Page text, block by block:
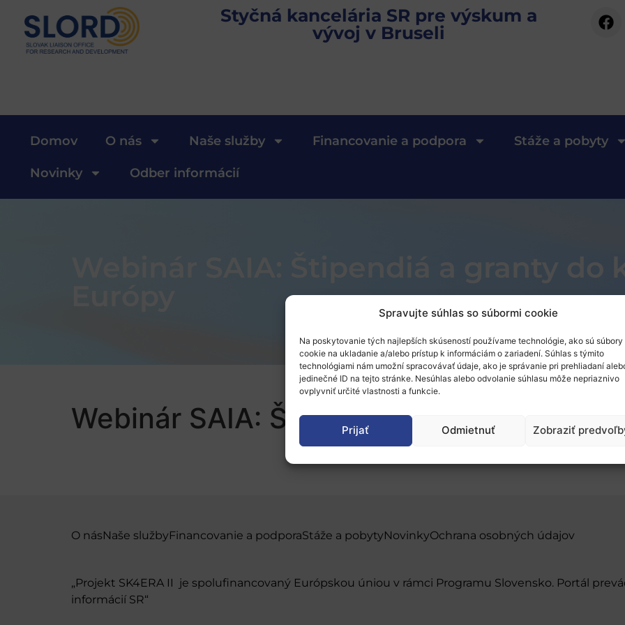
Spravujte súhlas so súbormi cookie
Na poskytovanie tých najlepších skúseností používame technológie, ako sú súbory
cookie na ukladanie a/alebo prístup k informáciám o zariadení. Súhlas s týmito
technológiami nám umožní spracovávať údaje, ako je správanie pri prehliadaní
jedinečné ID na tejto stránke. Nesúhlas alebo odvolanie súhlasu môže nepriaznivo
ovplyvniť určité vlastnosti a funkcie.
Prijať Odmietnuť Zobraziť
Styčná kancelária SR pre výskum a
vývoj v Bruseli
Domov O nás Naše služby Financovanie a podpora Stáže a pobyty
Novinky Odber informácií
Webinár SAIA: Štipendiá a granty do
Webinár SAIA: Štipendiá a granty do
O násNaše službyFinancovanie a podporaStáže a pobytyNovinkyOchrana osobných údajov
„Projekt SK4ERA II je spolufinancovaný Európskou úniou v rámci Programu Slovensko. Portál
informácií SR“